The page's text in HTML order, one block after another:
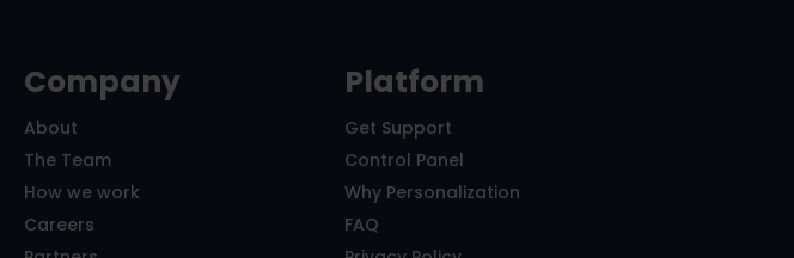
Company
About
The Team
How we work
Careers
Platform
Get Support
Control Panel
Why Personalization
FAQ